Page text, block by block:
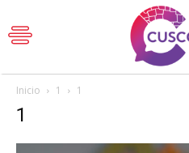
Inicio 1 1
1